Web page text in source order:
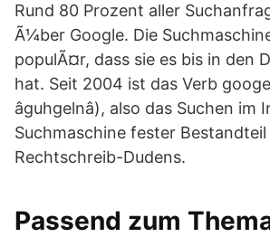
Rund 80 Prozent aller
Ã¼ber Google. Die
populÃ¤r, dass sie es bis in den
hat. Seit 2004 ist das Verb
âguhgelnâ), also das Suchen
Suchmaschine fester Bestandteil
Rechtschreib-Dudens.
Passend zum